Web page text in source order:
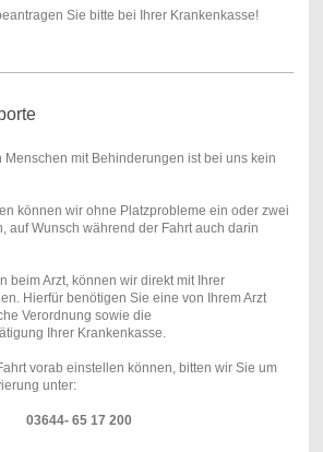
Sie bitte bei Ihrer Krankenkasse!
Menschen mit Behinderungen ist bei uns kein
können wir ohne Platzprobleme ein oder zwei
auf Wunsch während der Fahrt auch darin
beim Arzt, können wir direkt mit Ihrer
Hierfür benötigen Sie eine von Ihrem Arzt
Verordnung sowie die
Ihrer Krankenkasse.
vorab einstellen können, bitten wir Sie um
unter:
03644- 65 17 200